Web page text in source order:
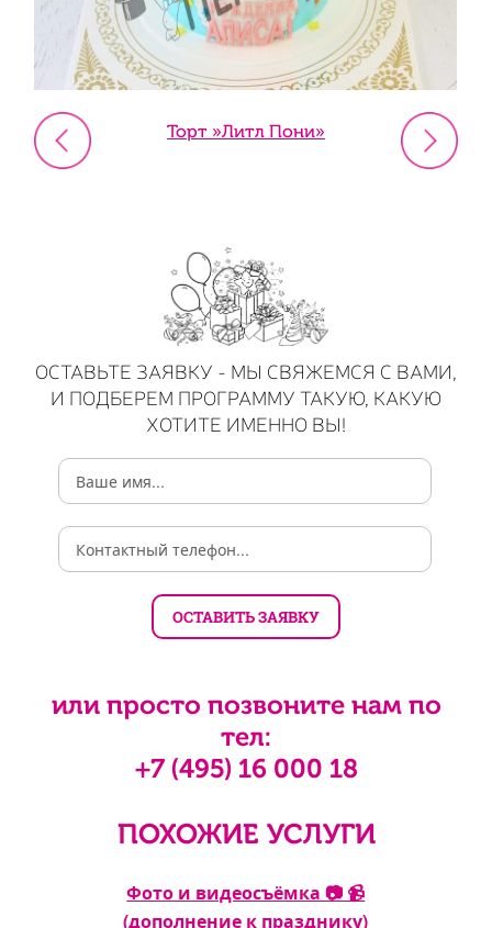
Торт »Литл Пони»
ОСТАВЬТЕ ЗАЯВКУ - МЫ СВЯЖЕМСЯ С ВАМИ,
И ПОДБЕРЕМ ПРОГРАММУ ТАКУЮ, КАКУЮ
ХОТИТЕ ИМЕННО ВЫ!
или просто позвоните нам по
тел:
+7 (495) 16 000 18
ПОХОЖИЕ УСЛУГИ
Фото и видеосъёмка 📷 📹
(дополнение к празднику)